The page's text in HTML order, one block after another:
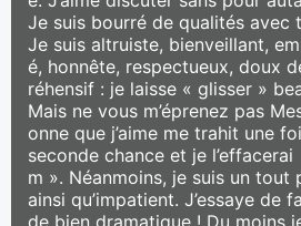
Je suis bourré de qualités avec
Je suis altruiste, bienveillant,
é, honnête, respectueux, doux
réhensif : je laisse « glisser »
Mais ne vous m’éprenez pas
onne que j’aime me trahit une
seconde chance et je
m ». Néanmoins, je suis un tout
ainsi qu’impatient. J’essaye de
de bien dramatique ! Du moins